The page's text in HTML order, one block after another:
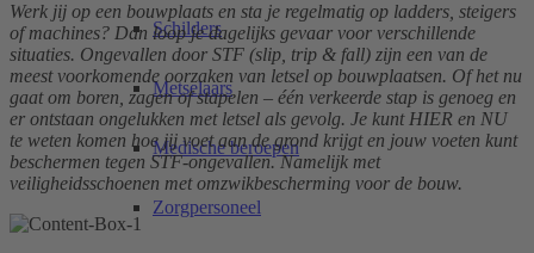
Schilders
Metselaars
Medische beroepen
Zorgpersoneel
Werk jij op een bouwplaats en sta je regelmatig op ladders, steigers
of machines? Dan loop je dagelijks gevaar voor verschillende
situaties. Ongevallen door STF (slip, trip & fall) zijn een van de
meest voorkomende oorzaken van letsel op bouwplaatsen. Of het nu
gaat om boren, zagen of stapelen – één verkeerde stap is genoeg en
er ontstaan ongelukken met letsel als gevolg. Je kunt HIER en NU
te weten komen hoe jij voet aan de grond krijgt en jouw voeten kunt
beschermen tegen STF-ongevallen. Namelijk met
veiligheidsschoenen met omzwikbescherming voor de bouw.